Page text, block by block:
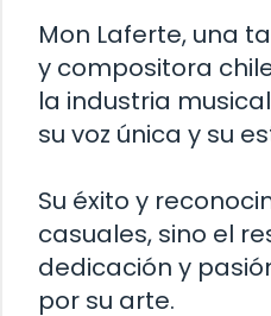
Mon Laferte, una
y compositora
la industria
su voz única y su
Su éxito y
casuales, sino el
dedicación y
por su arte.